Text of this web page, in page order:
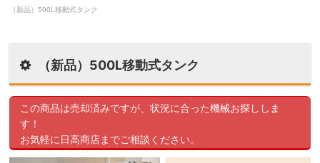
（新品）500L移動式タンク
（新品）500L移動式タンク
この商品は売却済みですが、状況に合った機械お探ししま
す！
お気軽に日高商店までご相談ください。